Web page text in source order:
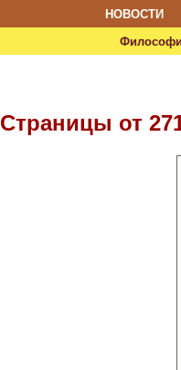
НОВОСТИ
Страницы от